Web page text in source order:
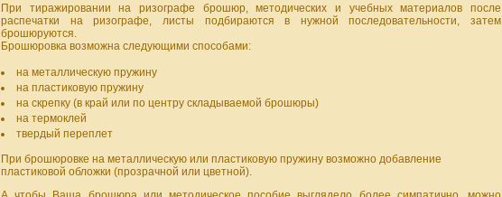
При тиражировании на ризографе брошюр, методических и учебных материалов после
распечатки на ризографе, листы подбираются в нужной последовательности, затем
брошюруются.
Брошюровка возможна следующими способами:
на металлическую пружину
на пластиковую пружину
на скрепку (в край или по центру складываемой брошюры)
на термоклей
твердый переплет
При брошюровке на металлическую или пластиковую пружину возможно добавление
пластиковой обложки (прозрачной или цветной).